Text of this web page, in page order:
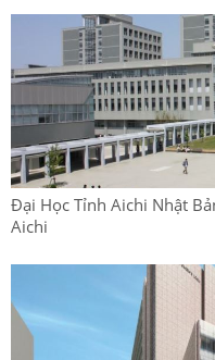
Đại Học Tỉnh Aichi Nhật
Aichi